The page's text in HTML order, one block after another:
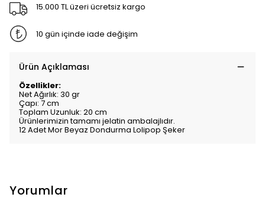
15.000 TL üzeri ücretsiz kargo
10 gün içinde iade değişim
Ürün Açıklaması
Özellikler:
Net Ağırlık: 30 gr
Çapı: 7 cm
Toplam Uzunluk: 20 cm
Ürünlerimizin tamamı jelatin ambalajlıdır.
12 Adet Mor Beyaz Dondurma Lolipop Şeker
Yorumlar